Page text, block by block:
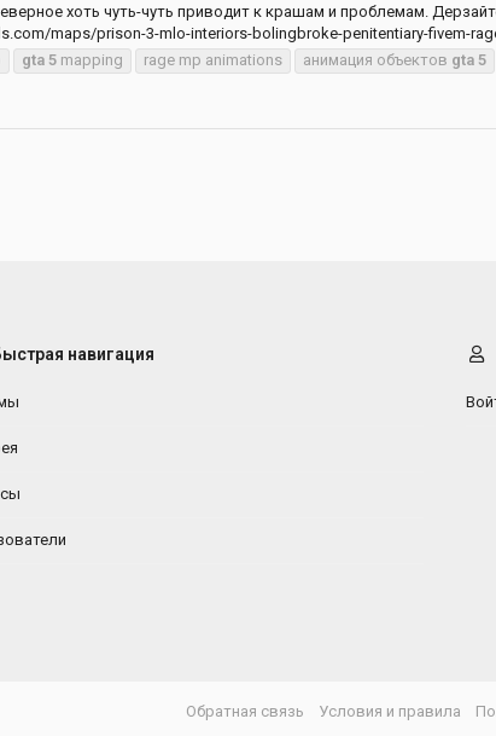
хоть чуть-чуть приводит к крашам и проблемам.
maps/prison-3-mlo-interiors-bolingbroke-penitentiary-fivem-
gta 5 mapping rage mp animations анимация объектов gta 5
навигация
Обратная связь Условия и правила